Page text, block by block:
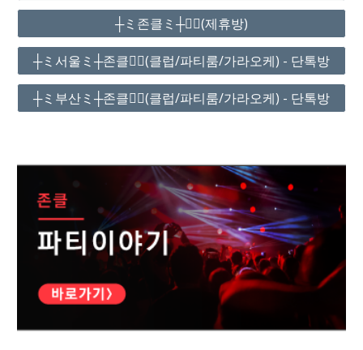
┼ミ존클ミ┼❤️‍🔥(제휴방)
┼ミ서울ミ┼존클❤️‍🔥(클럽/파티룸/가라오케) - 단톡방
┼ミ부산ミ┼존클❤️‍🔥(클럽/파티룸/가라오케) - 단톡방